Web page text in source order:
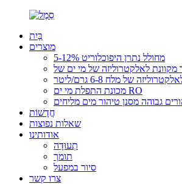
בַּיִת
מוצרים
מחולל נתרן היפוכלוריט 5-12%
של מלח 6-8 גרם/ליטר
מכונת התפלת מי ים RO
גבוהה מסנן טיהור מים מליחים
חֲדָשׁוֹת
שאלות נפוצות
אודותינו
תְעוּדָה
תומך
סיור במפעל
צרו קשר